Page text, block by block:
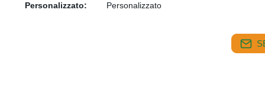
Personalizzato:
Personalizzato